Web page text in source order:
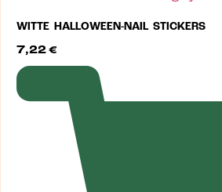
WITTE HALLOWEEN-NAIL STICKERS
7,22 €